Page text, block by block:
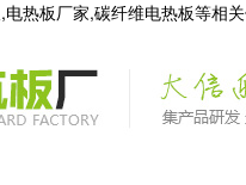
,电热板厂家,碳纤维电热板等相